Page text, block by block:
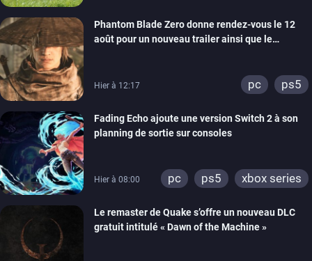
Phantom Blade Zero donne rendez-vous le 12
août pour un nouveau trailer ainsi que le
Hier à 12:17 pc ps5
Fading Echo ajoute une version Switch 2 à son
planning de sortie sur consoles
Hier à 08:00 pc ps5 xbox series
Le remaster de Quake s’offre un nouveau DLC
gratuit intitulé « Dawn of the Machine »